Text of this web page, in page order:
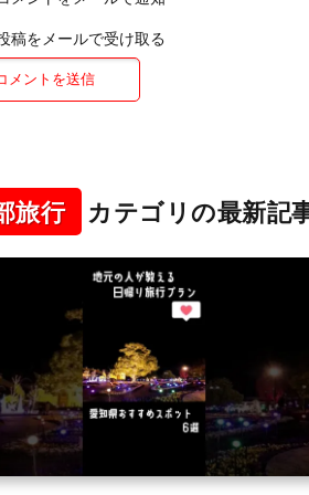
稿をメールで受け取る
旅行 カテゴリの最新記